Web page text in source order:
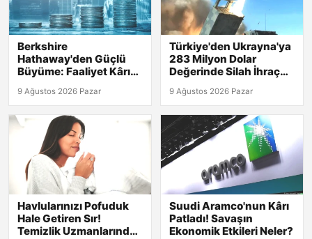
Berkshire
Hathaway'den Güçlü
Büyüme: Faaliyet Kârı
Gösterdi!
9 Ağustos 2026 Pazar
Türkiye'den Ukrayna'ya
283 Milyon Dolar
Değerinde Silah İhraç
9 Ağustos 2026 Pazar
Havlularınızı Pofuduk
Hale Getiren Sır!
Temizlik Uzmanlarından
Suudi Aramco'nun Kârı
Patladı! Savaşın
Ekonomik Etkileri Neler?